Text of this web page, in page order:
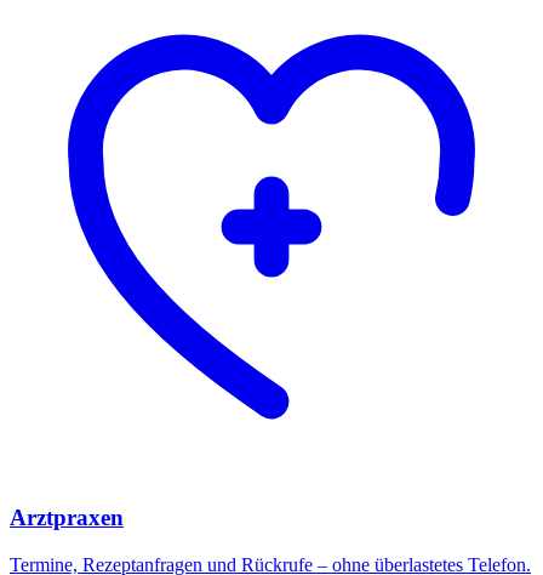
Arztpraxen
Termine, Rezeptanfragen und Rückrufe – ohne überlastetes Telefon.